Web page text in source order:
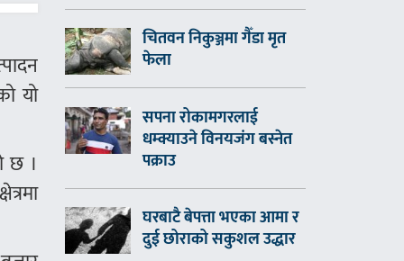
यो
छ ।
चितवन निकुञ्जमा गैँडा मृत
फेला
सपना रोकामगरलाई
धम्क्याउने विनयजंग बस्नेत
पक्राउ
घरबाटै बेपत्ता भएका आमा र
दुई छोराको सकुशल उद्धार